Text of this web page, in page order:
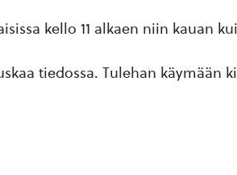
kello 11 alkaen niin kauan
tiedossa. Tulehan käymään